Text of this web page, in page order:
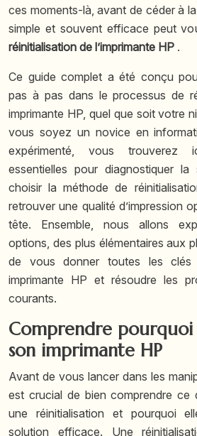
ces moments-là, avant de céder à
simple et souvent efficace peut
réinitialisation de l’imprimante HP .
Ce guide complet a été conçu
pas à pas dans le processus de
imprimante HP, quel que soit votre
vous soyez un novice en
expérimenté, vous trouverez
essentielles pour diagnostiquer
choisir la méthode de
retrouver une qualité d’impression
tête. Ensemble, nous allons
options, des plus élémentaires aux
de vous donner toutes les clés
imprimante HP et résoudre les
courants.
Comprendre
son imprimante HP
Avant de vous lancer dans les
est crucial de bien comprendre ce
une réinitialisation et pourquoi
solution efficace. Une